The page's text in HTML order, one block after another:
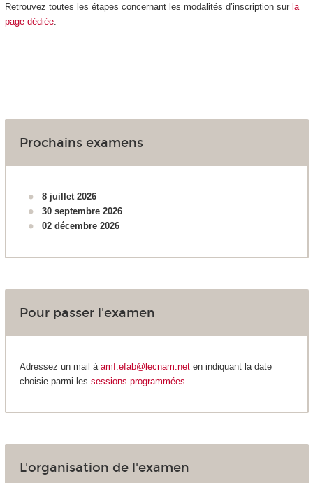
Retrouvez toutes les étapes concernant les modalités d’inscription sur la
page dédiée.
Prochains examens
8 juillet 2026
30 septembre 2026
02 décembre 2026
Pour passer l'examen
Adressez un mail à amf.efab@lecnam.neten indiquant la date
choisie parmi les sessions programmées
L'organisation de l'examen